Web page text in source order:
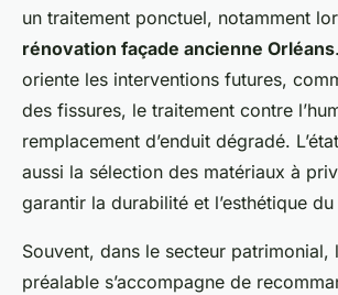
un traitement ponctuel, notamment
rénovation façade ancienne Orléans
oriente les interventions futures,
des fissures, le traitement contre
remplacement d’enduit dégradé.
aussi la sélection des matériaux à
garantir la durabilité et l’esthétique
Souvent, dans le secteur patrimonial,
préalable s’accompagne de